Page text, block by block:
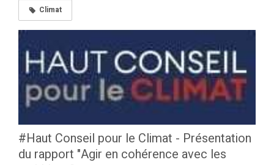
Climat
#Haut Conseil pour le Climat - Présentation
du rapport "Agir en cohérence avec les